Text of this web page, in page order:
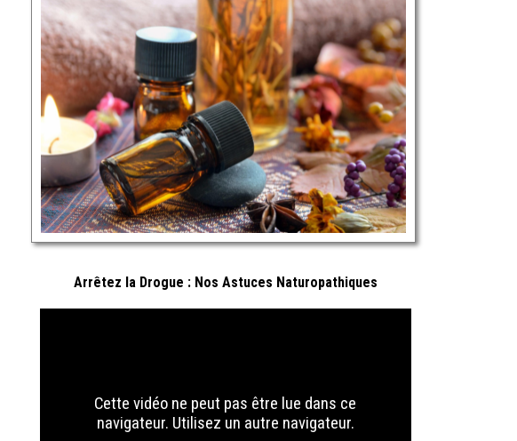
Arrêtez la Drogue : Nos Astuces Naturopathiques
Cette vidéo ne peut pas être lue dans ce
navigateur. Utilisez un autre navigateur.